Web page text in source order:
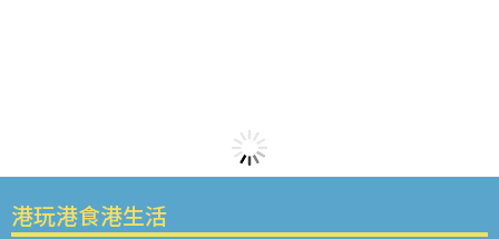
港玩港食港生活